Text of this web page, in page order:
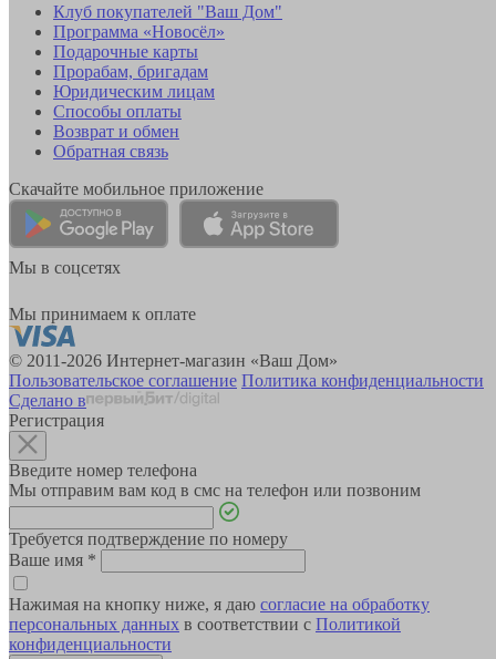
Клуб покупателей "Ваш Дом"
Программа «Новосёл»
Подарочные карты
Прорабам, бригадам
Юридическим лицам
Способы оплаты
Возврат и обмен
Обратная связь
Скачайте мобильное приложение
Мы в соцсетях
Мы принимаем к оплате
© 2011-2026 Интернет-магазин «Ваш Дом»
Пользовательское соглашение Политика конфиденциальности
Сделано в
Регистрация
Введите номер телефона
Мы отправим вам код в смс на телефон или позвоним
Требуется подтверждение по номеру
Ваше имя *
Нажимая на кнопку ниже, я даю согласие на обработку
персональных данных в соответствии с Политикой
конфиденциальности